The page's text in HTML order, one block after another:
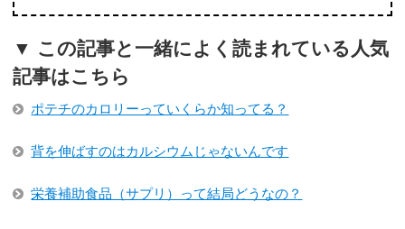
▼ この記事と一緒によく読まれている人気
記事はこちら
ポテチのカロリーっていくらか知ってる？
背を伸ばすのはカルシウムじゃないんです
栄養補助食品（サプリ）って結局どうなの？